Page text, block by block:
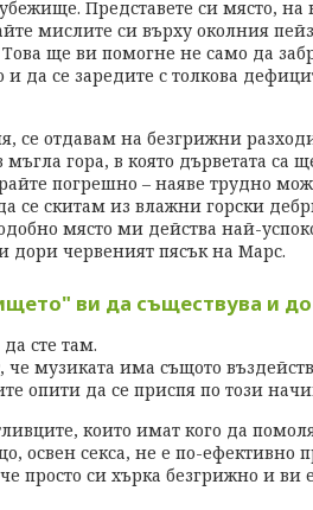
Представете си място, на
мислите си върху околния
ще ви помогне не само да
да се заредите с толкова
се отдавам на безгрижни
гора, в която дърветата са
погрешно – наяве трудно
се скитам из влажни горски
място ми действа най-
дори червеният пясък на Марс.
ви да съществува и
сте там.
музиката има същото
опити да се приспя по този
които имат кого да
освен секса, не е по-ефективно
просто си хърка безгрижно и ви